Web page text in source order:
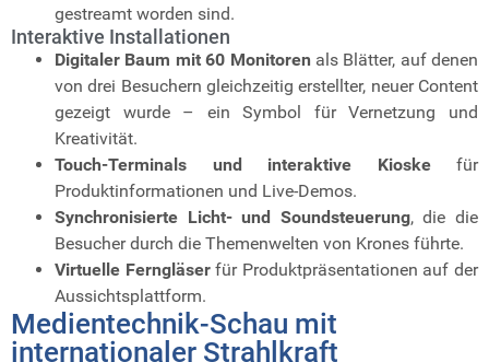
gestreamt worden sind.
Interaktive Installationen
Digitaler Baum mit 60 Monitoren als Blätter, auf denen
von drei Besuchern gleichzeitig erstellter, neuer Content
gezeigt wurde – ein Symbol für Vernetzung und
Kreativität.
Touch-Terminals und interaktive Kioskefür
Produktinformationen und Live-Demos.
Synchronisierte Licht- und Soundsteuerung, die die
Besucher durch die Themenwelten von Krones führte.
Virtuelle Ferngläserfür Produktpräsentationen auf der
Aussichtsplattform.
Medientechnik-Schau mit
internationaler Strahlkraft